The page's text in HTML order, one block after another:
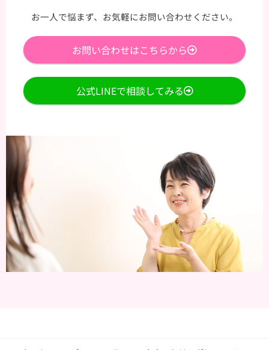
お一人で悩まず、お気軽にお問い合わせください。
お問い合わせはこちらから
公式LINEで相談してみる